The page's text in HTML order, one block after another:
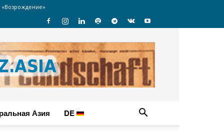
Азия DE